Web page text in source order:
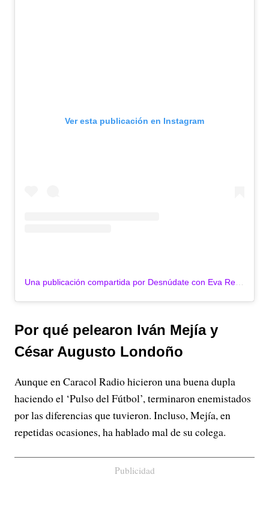
Ver esta publicación en Instagram
Por qué pelearon Iván Mejía y
César Augusto Londoño
Aunque en Caracol Radio hicieron una buena dupla
haciendo el ‘Pulso del Fútbol’, terminaron enemistados
por las diferencias que tuvieron. Incluso, Mejía, en
repetidas ocasiones, ha hablado mal de su colega.
Publicidad